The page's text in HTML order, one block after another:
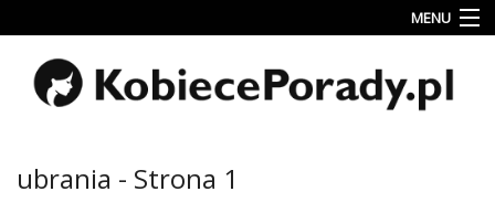
MENU
Uroda
Miłość
ubrania - Strona 1